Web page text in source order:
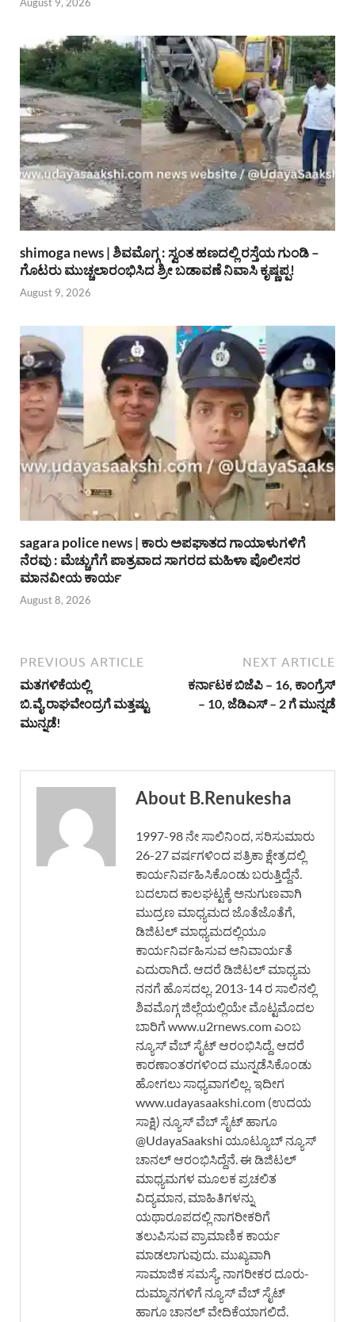
shimoga news | ಶಿವಮೊಗ್ಗ : ಸ್ವಂತ ಹಣದಲ್ಲಿ ರಸ್ತೆಯ ಗುಂಡಿ –
ಗೊಟರು ಮುಚ್ಚಲಾರಂಭಿಸಿದ ಶ್ರೀ ಬಡಾವಣೆ ನಿವಾಸಿ ಕೃಷ್ಣಪ್ಪ!
August 9, 2026
sagara police news | ಕಾರು ಅಪಘಾತದ ಗಾಯಾಳುಗಳಿಗೆ
ನೆರವು : ಮೆಚ್ಚುಗೆಗೆ ಪಾತ್ರವಾದ ಸಾಗರದ ಮಹಿಳಾ ಪೊಲೀಸರ
ಮಾನವೀಯ ಕಾರ್ಯ
August 8, 2026
PREVIOUS ARTICLE
ಮತಗಳಿಕೆಯಲ್ಲಿ
ಬಿ.ವೈ.ರಾಘವೇಂದ್ರಗೆ ಮತ್ತಷ್ಟು
ಮುನ್ನಡೆ!
NEXT ARTICLE
ಕರ್ನಾಟಕ ಬಿಜೆಪಿ – 16, ಕಾಂಗ್ರೆಸ್
– 10, ಜೆಡಿಎಸ್ – 2 ಗೆ ಮುನ್ನಡೆ
About B.Renukesha
1997-98 ನೇ ಸಾಲಿನಿಂದ, ಸರಿಸುಮಾರು
26-27 ವರ್ಷಗಳಿಂದ ಪತ್ರಿಕಾ ಕ್ಷೇತ್ರದಲ್ಲಿ
ಕಾರ್ಯನಿರ್ವಹಿಸಿಕೊಂಡು ಬರುತ್ತಿದ್ದೆನೆ.
ಬದಲಾದ ಕಾಲಘಟ್ಟಕ್ಕೆ ಅನುಗುಣವಾಗಿ
ಮುದ್ರಣ ಮಾಧ್ಯಮದ ಜೊತೆಜೊತೆಗೆ,
ಡಿಜಿಟಲ್ ಮಾಧ್ಯಮದಲ್ಲಿಯೂ
ಕಾರ್ಯನಿರ್ವಹಿಸುವ ಅನಿವಾರ್ಯತೆ
ಎದುರಾಗಿದೆ. ಆದರೆ ಡಿಜಿಟಲ್ ಮಾಧ್ಯಮ
ನನಗೆ ಹೊಸದಲ್ಲ. 2013-14 ರ ಸಾಲಿನಲ್ಲಿ
ಶಿವಮೊಗ್ಗ ಜಿಲ್ಲೆಯಲ್ಲಿಯೇ ಮೊಟ್ಟಮೊದಲ
ಬಾರಿಗೆ www.u2rnews.com ಎಂಬ
ನ್ಯೂಸ್ ವೆಬ್ ಸೈಟ್ ಆರಂಭಿಸಿದ್ದೆ. ಆದರೆ
ಕಾರಣಾಂತರಗಳಿಂದ ಮುನ್ನಡೆಸಿಕೊಂಡು
ಹೋಗಲು ಸಾಧ್ಯವಾಗಲಿಲ್ಲ. ಇದೀಗ
www.udayasaakshi.com (ಉದಯ
ಸಾಕ್ಷಿ) ನ್ಯೂಸ್ ವೆಬ್ ಸೈಟ್ ಹಾಗೂ
@UdayaSaakshi ಯೂಟ್ಯೂಬ್ ನ್ಯೂಸ್
ಚಾನಲ್ ಆರಂಭಿಸಿದ್ದೆನೆ. ಈ ಡಿಜಿಟಲ್
ಮಾಧ್ಯಮಗಳ ಮೂಲಕ ಪ್ರಚಲಿತ
ವಿದ್ಯಮಾನ, ಮಾಹಿತಿಗಳನ್ನು
ಯಥಾರೂಪದಲ್ಲಿ ನಾಗರೀಕರಿಗೆ
ತಲುಪಿಸುವ ಪ್ರಾಮಾಣಿಕ ಕಾರ್ಯ
ಮಾಡಲಾಗುವುದು. ಮುಖ್ಯವಾಗಿ
ಸಾಮಾಜಿಕ ಸಮಸ್ಯೆ, ನಾಗರೀಕರ ದೂರು-
ದುಮ್ಮಾನಗಳಿಗೆ ನ್ಯೂಸ್ ವೆಬ್ ಸೈಟ್
ಹಾಗೂ ಚಾನಲ್ ವೇದಿಕೆಯಾಗಲಿದೆ.